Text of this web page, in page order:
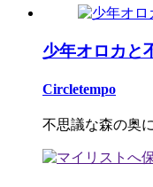
少年オロカと
Circletempo
不思議な森の奥